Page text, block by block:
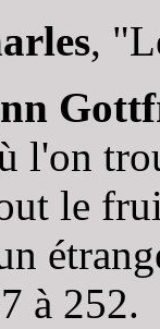
,
l'on
le
à 252.